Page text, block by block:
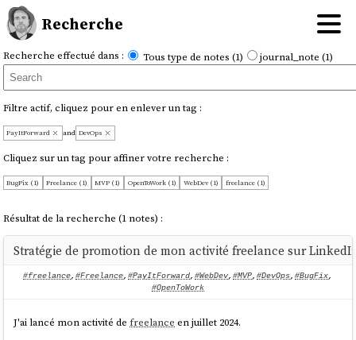
Recherche
Recherche effectué dans : Tous type de notes (1) journal_note (1)
Filtre actif, cliquez pour en enlever un tag :
PayItForward and DevOps
Cliquez sur un tag pour affiner votre recherche :
BugFix (1) Freelance (1) MVP (1) OpenToWork (1) WebDev (1) freelance (1)
Résultat de la recherche (1 notes) :
Stratégie de promotion de mon activité freelance sur
#freelance, #Freelance, #PayItForward, #WebDev, #MVP, #DevOps, #BugFix,
#OpenToWork
J'ai lancé mon activité defreelanceen juillet 2024.